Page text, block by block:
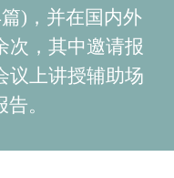
)，并在国内外
次，其中邀请报
议上讲授辅助场
。